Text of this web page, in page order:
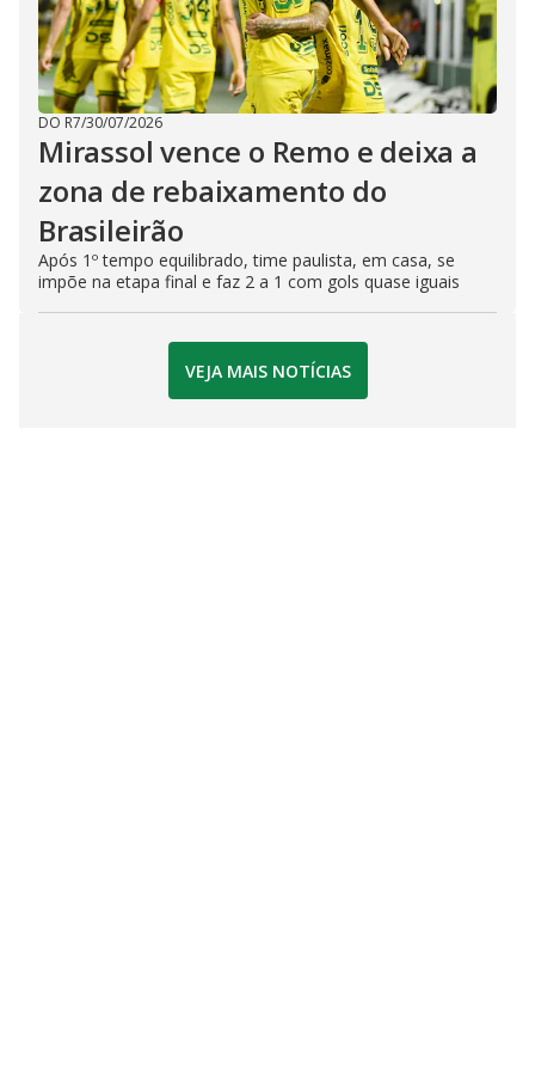
DO R7/30/07/2026
Mirassol vence o Remo e deixa a
zona de rebaixamento do
Brasileirão
Após 1º tempo equilibrado, time paulista, em casa, se
impõe na etapa final e faz 2 a 1 com gols quase iguais
VEJA MAIS NOTÍCIAS